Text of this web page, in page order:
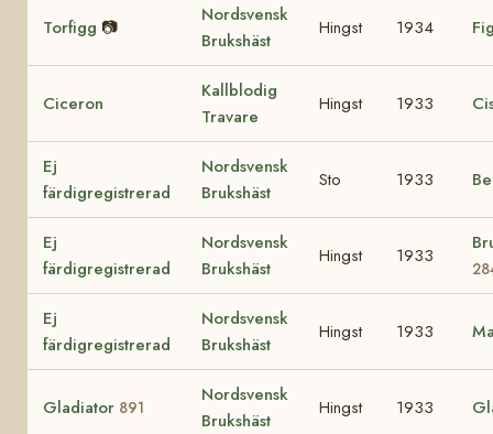
Torfigg 📷
Nordsvensk
Brukshäst
Hingst 1934
Ciceron
Kallblodig
Travare
Hingst 1933
Ej
färdigregistrerad
Nordsvensk
Brukshäst
Sto 1933
Ej
färdigregistrerad
Nordsvensk
Brukshäst
Hingst 1933
Ej
färdigregistrerad
Nordsvensk
Brukshäst
Hingst 1933
Gladiator 891
Nordsvensk
Brukshäst
Hingst 1933